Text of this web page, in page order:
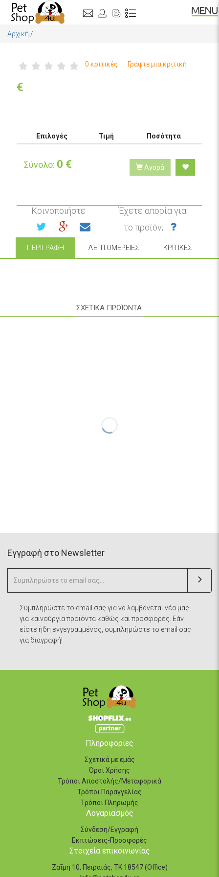
Αρχική /
0 κριτικές Γράψτε μια κριτική
€
Επιλογές Τιμή Ποσότητα
Σύνολο: 0 € Αγορά
Κοινοποιήστε
Έχετε απορία για
το προϊόν;
ΠΕΡΙΓΡΑΦΉ ΛΕΠΤΟΜΈΡΕΙΕΣ ΚΡΙΤΙΚΈΣ
ΣΧΕΤΙΚΑ ΠΡΟΪΟΝΤΑ
Eγγραφή στο Newsletter
Συμπληρώστε το email σας για να λαμβάνεται νέα μας
για καινούργια προϊόντα καθώς και προσφορές. Εάν
είστε ήδη εγγεγραμμένος, συμπληρώστε το email σας
για διαγραφή!
Πληροφορίες
Σχετικά με εμάς
Όροι Χρήσης
Τρόποι Αποστολής/Μεταφορικά
Τρόποι Παραγγελίας
Τρόποι Πληρωμής
Λογαριασμός
Σύνδεση/Εγγραφή
Εκπτώσεις-Προσφορές
Στοιχεία επικοινωνίας
Ζαΐμη 10, Πειραιάς, ΤΚ 18547 (Office)